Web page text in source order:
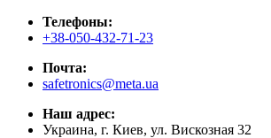
Телефоны:
+38-050-432-71-23
Почта:
safetronics@meta.ua
Наш адрес:
Украина, г. Киев, ул. Вискозная 32